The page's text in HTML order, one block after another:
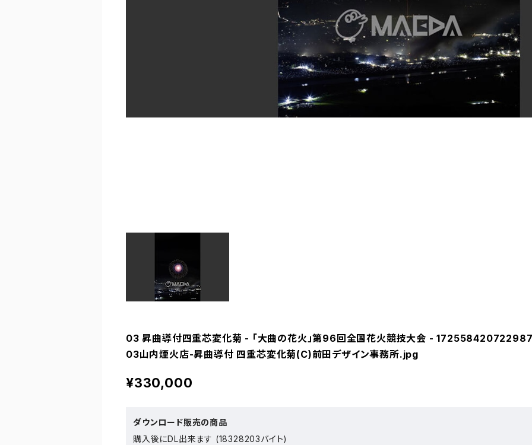
03 昇曲導付四重芯変化菊 - 「大曲の花火」第96回全国花火競技大会 -
03山内煙火店-昇曲導付 四重芯変化菊(C)前田デザイン事務所.jpg
¥330,000
ダウンロード販売の商品
購入後にDL出来ます (18328203バイト)